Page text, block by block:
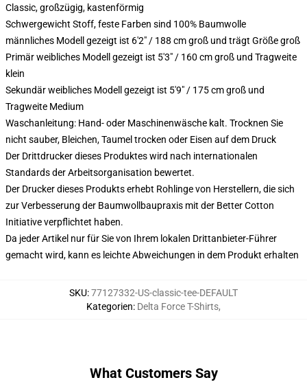
Classic, großzügig, kastenförmig
Schwergewicht Stoff, feste Farben sind 100% Baumwolle
männliches Modell gezeigt ist 6'2" / 188 cm groß und trägt Größe groß
Primär weibliches Modell gezeigt ist 5'3" / 160 cm groß und Tragweite
klein
Sekundär weibliches Modell gezeigt ist 5'9" / 175 cm groß und
Tragweite Medium
Waschanleitung: Hand- oder Maschinenwäsche kalt. Trocknen Sie
nicht sauber, Bleichen, Taumel trocken oder Eisen auf dem Druck
Der Drittdrucker dieses Produktes wird nach internationalen
Standards der Arbeitsorganisation bewertet.
Der Drucker dieses Produkts erhebt Rohlinge von Herstellern, die sich
zur Verbesserung der Baumwollbaupraxis mit der Better Cotton
Initiative verpflichtet haben.
Da jeder Artikel nur für Sie von Ihrem lokalen Drittanbieter-Führer
gemacht wird, kann es leichte Abweichungen in dem Produkt erhalten
SKU:77127332-US-classic-tee-DEFAULT
Kategorien: Delta Force T-Shirts,
What Customers Say